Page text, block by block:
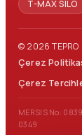
T-MAX SİLO
© 2026 TEPRO
Çerez
Çerez
MERSIS No:
0349